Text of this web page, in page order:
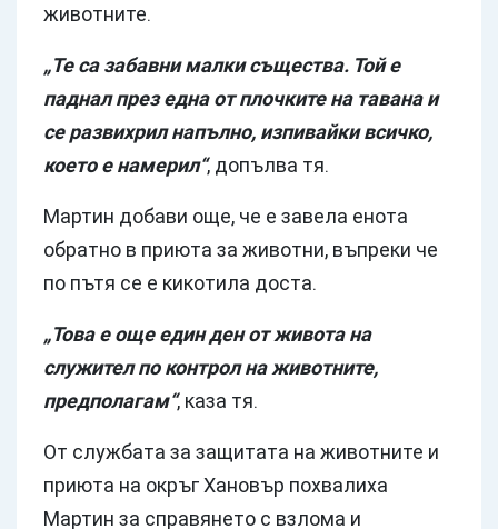
животните.
„Те са забавни малки същества. Той е
паднал през една от плочките на тавана и
се развихрил напълно, изпивайки всичко,
което е намерил“, допълва тя.
Мартин добави още, че е завела енота
обратно в приюта за животни, въпреки че
по пътя се е кикотила доста.
„Това е още един ден от живота на
служител по контрол на животните,
предполагам“, каза тя.
От службата за защитата на животните и
приюта на окръг Хановър похвалиха
Мартин за справянето с взлома и